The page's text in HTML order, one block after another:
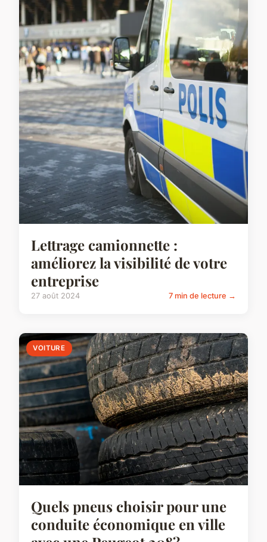
Lettrage camionnette :
améliorez la visibilité de votre
entreprise
27 août 2024 7 min de lecture →
VOITURE
Quels pneus choisir pour une
conduite économique en ville